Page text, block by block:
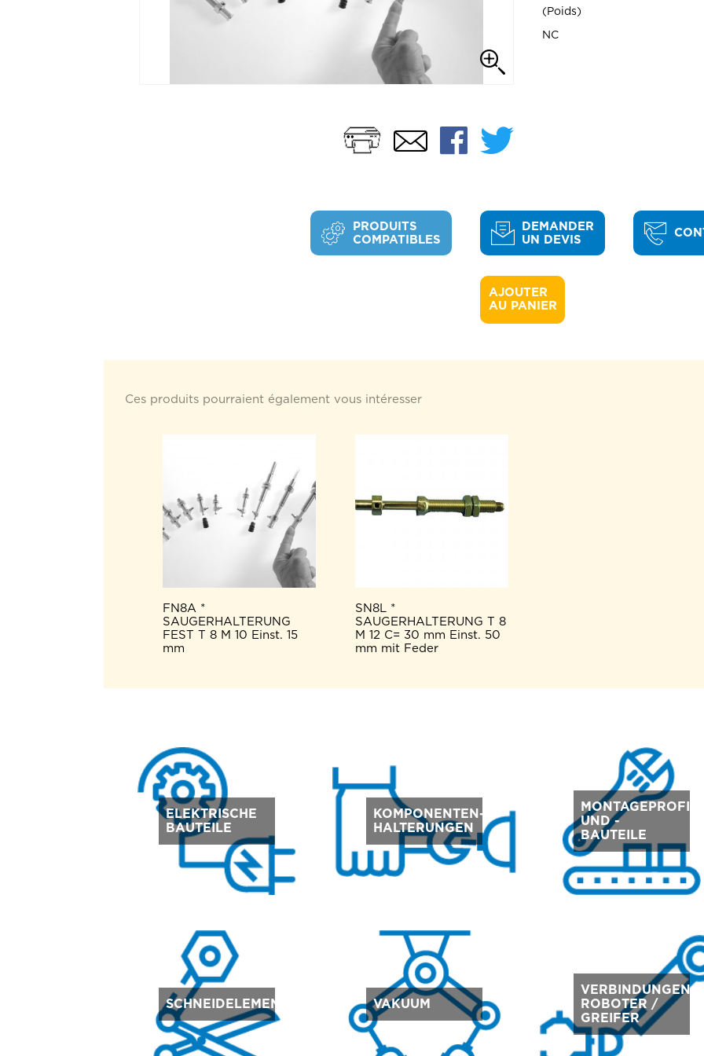
Imprimer
EmailFacebook
Twitter
Poids
NC
PRODUITS
COMPATIBLES
DEMANDER
UN DEVIS
AJOUTER
AU PANIER
Ces produits pourraient également vous intéresser
FN8A *
SAUGERHALTERUNG
FEST T 8 M 10 Einst. 15
mm
SN8L *
SAUGERHALTERUNG T 8
M 12 C= 30 mm Einst. 50
mm mit Feder
ELEKTRISCHE
BAUTEILE
KOMPONENTEN-
HALTERUNGEN
UND -
BAUTEILE
SCHNEIDELEMENTE VAKUUM
VERBINDUNGEN
ROBOTER /
GREIFER